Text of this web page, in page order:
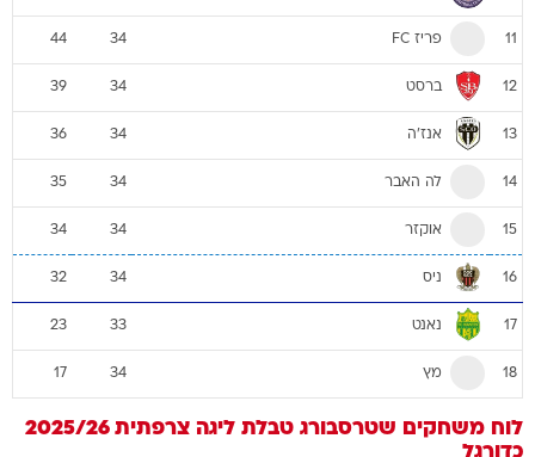
11 פריז FC 34
44
12 ברסט 34
39
13 אנז'ה 34
36
14 לה האבר 34
35
15 אוקזר 34
34
16 ניס 34
32
17 נאנט 33
23
18 מץ 34
17
לוח משחקים שטרסבורג טבלת ליגה צרפתית 2025/26
כדורגל